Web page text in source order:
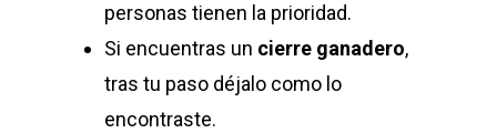
personas tienen la prioridad.
Si encuentras un cierre ganadero,
tras tu paso déjalo como lo
encontraste.